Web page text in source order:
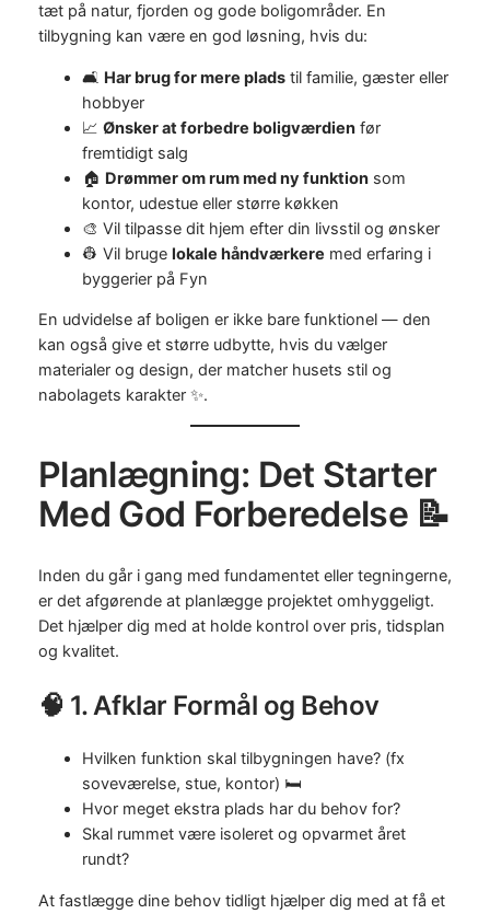
tæt på natur, fjorden og gode boligområder. En
tilbygning kan være en god løsning, hvis du:
🛋️ Har brug for mere pladstil familie, gæster eller
hobbyer
📈 Ønsker at forbedre boligværdienfør
fremtidigt salg
🏠 Drømmer om rum med ny funktionsom
kontor, udestue eller større køkken
🎨 Vil tilpasse dit hjem efter din livsstil og ønsker
👷 Vil bruge lokale håndværkere med erfaring i
byggerier på Fyn
En udvidelse af boligen er ikke bare funktionel — den
kan også give et større udbytte, hvis du vælger
materialer og design, der matcher husets stil og
nabolagets karakter ✨.
Planlægning: Det Starter
Med God Forberedelse 📝
Inden du går i gang med fundamentet eller tegningerne,
er det afgørende at planlægge projektet omhyggeligt.
Det hjælper dig med at holde kontrol over pris, tidsplan
og kvalitet.
🧠 1. Afklar Formål og Behov
Hvilken funktion skal tilbygningen have? (fx
soveværelse, stue, kontor) 🛏️
Hvor meget ekstra plads har du behov for?
Skal rummet være isoleret og opvarmet året
rundt?
At fastlægge dine behov tidligt hjælper dig med at få et